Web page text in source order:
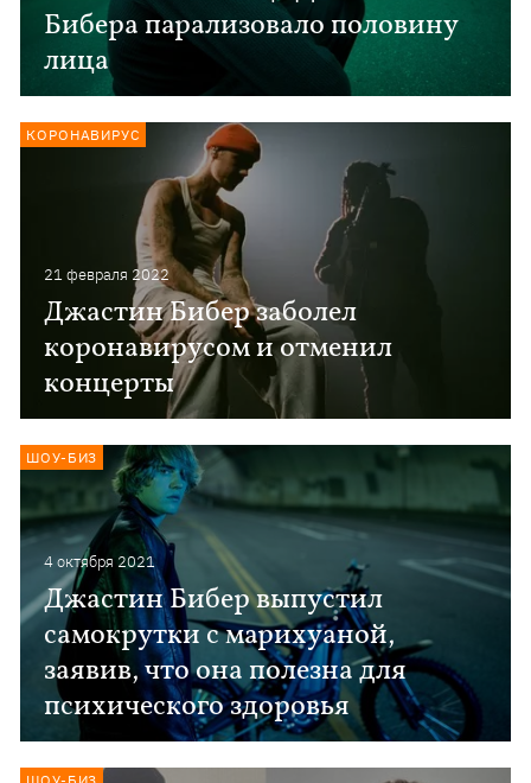
Бибера парализовало половину
лица
21 февраля 2022
Джастин Бибер заболел
коронавирусом и отменил
концерты
КОРОНАВИРУС
4 октября 2021
Джастин Бибер выпустил
самокрутки с марихуаной,
заявив, что она полезна для
психического здоровья
ШОУ-БИЗ